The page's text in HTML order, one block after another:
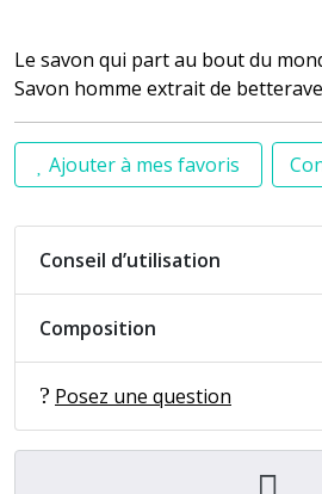
Le savon qui part au bout du
Savon homme extrait de
Ajouter à mes favoris
Conseil d’utilisation
Composition
Posez une question